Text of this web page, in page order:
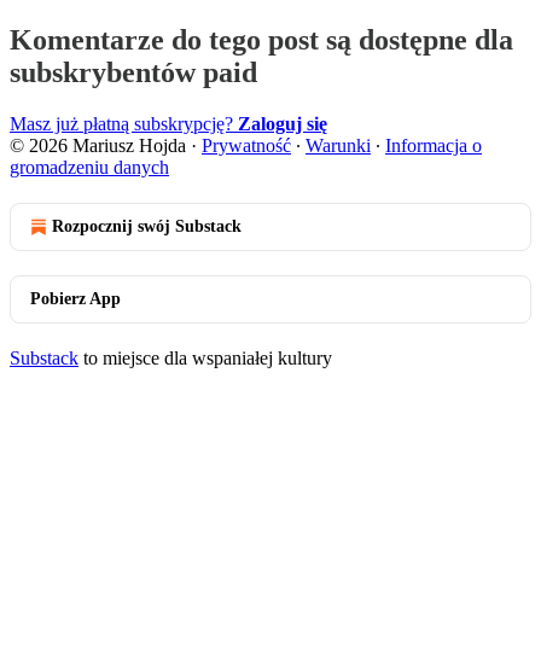
Komentarze do tego post są dostępne dla
subskrybentów paid
Masz już płatną subskrypcję? Zaloguj się
© 2026 Mariusz Hojda · Prywatność ∙ Warunki ∙ Informacja o
gromadzeniu danych
Rozpocznij swój Substack
Pobierz App
Substack to miejsce dla wspaniałej kultury